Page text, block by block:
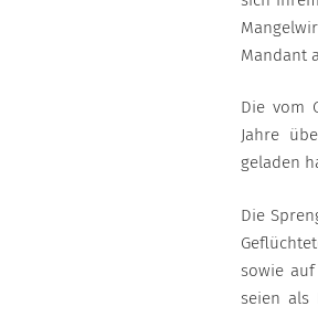
Mandant
Die vom
Jahre
geladen
Die
sowie
seien als